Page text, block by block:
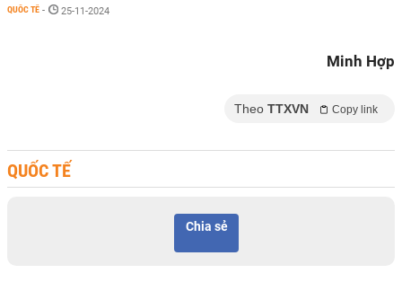
QUỐC TẾ - 25-11-2024
Minh Hợp
Theo TTXVN Copy link
QUỐC TẾ
Chia sẻ